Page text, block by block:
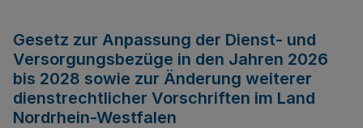
Gesetz zur Anpassung der Dienst- und
Versorgungsbezüge in den Jahren 2026
bis 2028 sowie zur Änderung weiterer
dienstrechtlicher Vorschriften im Land
Nordrhein-Westfalen